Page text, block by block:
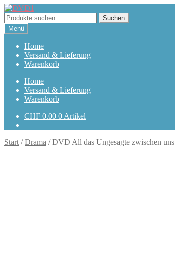
Zur
Navigation
springen
Zum
Inhalt
springen
Suchen
nach:
Suchen
Menü
Home
Versand & Lieferung
Warenkorb
Home
Versand & Lieferung
Warenkorb
CHF 0.00 0 Artikel
Start /Drama /DVD All das Ungesagte zwischen uns